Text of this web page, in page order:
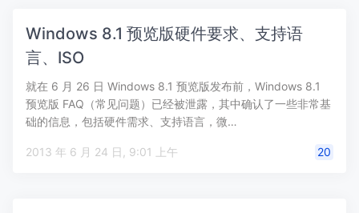
Windows 8.1 预览版硬件要求、支持语
言、ISO
就在 6 月 26 日 Windows 8.1 预览版发布前，Windows 8.1
预览版 FAQ（常见问题）已经被泄露，其中确认了一些非常基
础的信息，包括硬件需求、支持语言，微…
2013 年 6 月 24 日, 9:01 上午 20